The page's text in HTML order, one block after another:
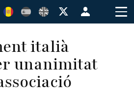
Menú
de
usuario
italià
unanimitat